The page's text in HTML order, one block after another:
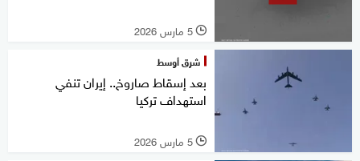
l 5 مارس 2026
شرق أوسط
بعد إسقاط صاروخ.. إيران تنفي
استهداف تركيا
l 5 مارس 2026